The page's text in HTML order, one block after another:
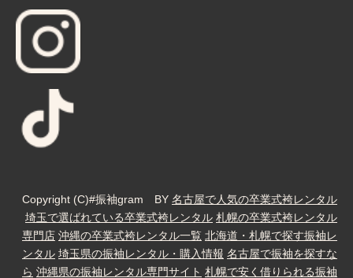
Copyright (C)#振袖gram BY 名古屋で人気の卒業式袴レンタル
埼玉で選ばれている卒業式袴レンタル 札幌の卒業式袴レンタル
専門店 沖縄の卒業式袴レンタル一覧 北海道・札幌で探す振袖レ
ンタル 埼玉県の振袖レンタル・購入情報 名古屋で振袖を探すな
ら 沖縄県の振袖レンタル専門サイト 札幌で安く借りられる振袖